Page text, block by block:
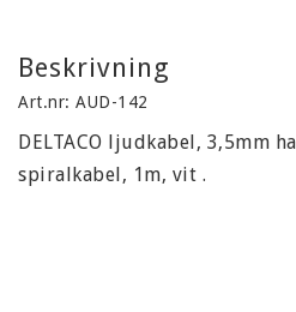
Beskrivning
Art.nr: AUD-142
DELTACO ljudkabel, 3,5mm
spiralkabel, 1m, vit .